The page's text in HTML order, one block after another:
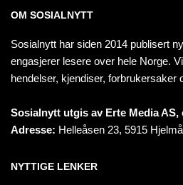
OM SOSIALNYTT
Sosialnytt har siden 2014 publisert
engasjerer lesere over hele Norge.
hendelser, kjendiser, forbrukersaker
Sosialnytt utgis av Erte Media AS,
Adresse: Helleåsen 23, 5915
NYTTIGE LENKER